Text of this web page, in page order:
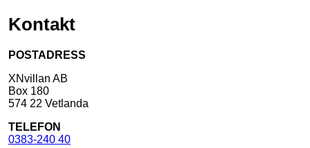
Kontakt
POSTADRESS
XNvillan AB
Box 180
574 22 Vetlanda
TELEFON
0383-240 40